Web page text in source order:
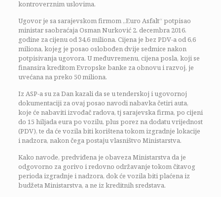
kontroverznim uslovima.
Ugovor je sa sarajevskom firmom „Euro Asfalt“ potpisao
ministar saobraćaja Osman Nurković 2. decembra 2016.
godine za cijenu od 34,6 miliona. Cijena je bez PDV-a od 6,6
miliona, kojeg je posao oslobođen dvije sedmice nakon
potpisivanja ugovora. U međuvremenu, cijena posla, koji se
finansira kreditom Evropske banke za obnovu i razvoj, je
uvećana na preko 50 miliona.
Iz ASP-a su za Dan kazali da se u tenderskoj i ugovornoj
dokumentaciji za ovaj posao navodi nabavka četiri auta,
koje će nabaviti izvođač radova, tj sarajevska firma, po cijeni
do 15 hiljada eura po vozilu, plus porez na dodatu vrijednost
(PDV), te da će vozila biti korištena tokom izgradnje lokacije
i nadzora, nakon čega postaju vlasništvo Ministarstva.
Kako navode, predviđena je obaveza Ministarstva da je
odgovorno za gorivo i redovno održavanje tokom čitavog
perioda izgradnje i nadzora, dok će vozila biti plaćena iz
budžeta Ministarstva, a ne iz kreditnih sredstava.